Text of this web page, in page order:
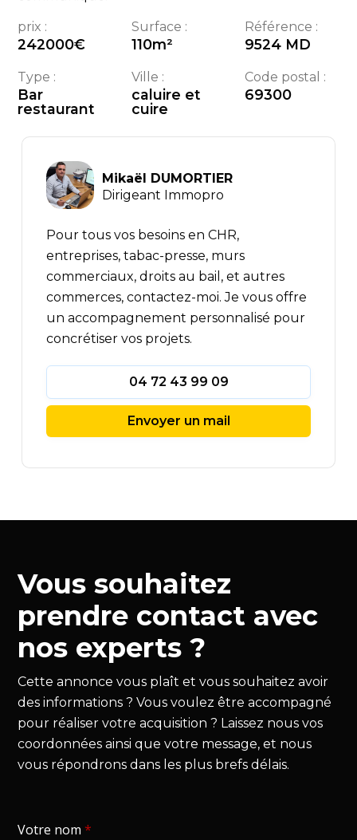
prix :
242000€
Surface :
110m²
Référence :
9524 MD
Type :
Bar
restaurant
Ville :
caluire et
cuire
Code postal :
69300
Mikaël DUMORTIER
Dirigeant Immopro
Pour tous vos besoins en CHR,
entreprises, tabac-presse, murs
commerciaux, droits au bail, et autres
commerces, contactez-moi. Je vous offre
un accompagnement personnalisé pour
concrétiser vos projets.
04 72 43 99 09
Envoyer un mail
Vous souhaitez
prendre contact avec
nos experts ?
Cette annonce vous plaît et vous souhaitez avoir
des informations ? Vous voulez être accompagné
pour réaliser votre acquisition ? Laissez nous vos
coordonnées ainsi que votre message, et nous
vous répondrons dans les plus brefs délais.
Votre nom*